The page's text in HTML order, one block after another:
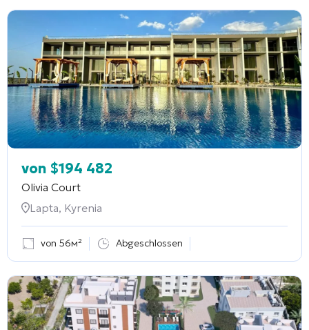
von $194 482
Olivia Court
Lapta, Kyrenia
von 56м² Abgeschlossen